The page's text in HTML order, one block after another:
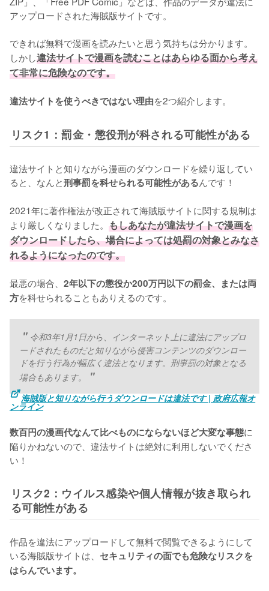
アップロードされた海賊版サイトです。
できれば無料で漫画を読みたいと思う気持ちは分かります。
しかし違法サイトで漫画を読むことはあらゆる面から考え
て非常に危険なのです。
違法サイトを使うべきではない理由を2つ紹介します。
リスク1：罰金・懲役刑が科される可能性がある
違法サイトと知りながら漫画のダウンロードを繰り返してい
ると、なんと刑事罰を科せられる可能性があるんです！
2021年に著作権法が改正されて海賊版サイトに関する規制は
より厳しくなりました。 もしあなたが違法サイトで漫画を
ダウンロードしたら、場合によっては処罰の対象とみなさ
れるようになったのです。
最悪の場合、 2年以下の懲役か200万円以下の罰金、または両
方を科せられることもありえるのです。
令和3年1月1日から、インターネット上に違法にアップロ
ードされたものだと知りながら侵害コンテンツのダウンロー
ドを行う行為が幅広く違法となります。刑事罰の対象となる
場合もあります。
海賊版と知りながら行うダウンロードは違法です | 政府広報オ
ンライン
数百円の漫画代なんて比べものにならないほど大変な事態に
陥りかねないので、違法サイトは絶対に利用しないでくださ
い！
リスク2：ウイルス感染や個人情報が抜き取られ
る可能性がある
作品を違法にアップロードして無料で閲覧できるようにして
いる海賊版サイトは、 セキュリティの面でも危険なリスクを
はらんでいます。